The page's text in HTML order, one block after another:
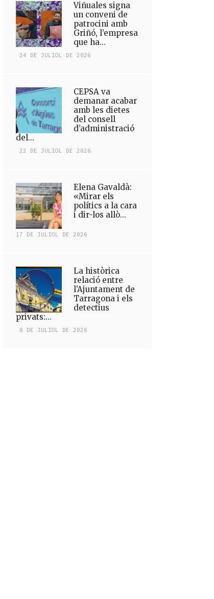
Viñuales signa
un conveni de
patrocini amb
Griñó, l’empresa
que ha...
24 DE JULIOL DE 2026
CEPSA va
demanar acabar
amb les dietes
del consell
d’administració
del...
22 DE JULIOL DE 2026
Elena Gavaldà:
«Mirar els
polítics a la cara
i dir-los allò...
17 DE JULIOL DE 2026
La històrica
relació entre
l’Ajuntament de
Tarragona i els
detectius
privats:...
8 DE JULIOL DE 2026